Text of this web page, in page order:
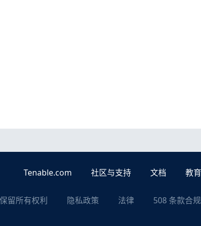
Tenable.com 社区与支持 文档 教育
留所有权利 隐私政策 法律 508 条款合